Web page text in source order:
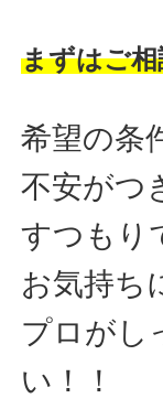
まずはご
希望の条
不安がつ
すつもり
お気持ち
プロがし
い！！